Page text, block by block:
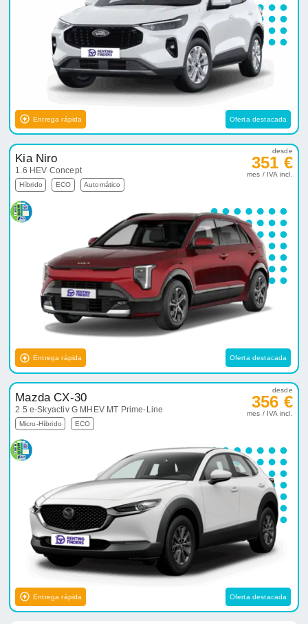
Entrega rápida Oferta destacada
Kia Niro
1.6 HEV Concept
Híbrido ECO Automático
desde
351 €
mes / IVA incl.
Entrega rápida Oferta destacada
Mazda CX-30
2.5 e-Skyactiv G MHEV MT Prime-Line
Micro-Híbrido ECO
desde
356 €
mes / IVA incl.
Entrega rápida Oferta destacada